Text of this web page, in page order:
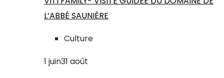
L’ABBÉ SAUNIÈRE
Culture
1 juin31 août